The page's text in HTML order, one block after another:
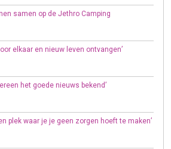
samen op de Jethro Camping
elkaar en nieuw leven ontvangen’
het goede nieuws bekend’
plek waar je je geen zorgen hoeft te maken’